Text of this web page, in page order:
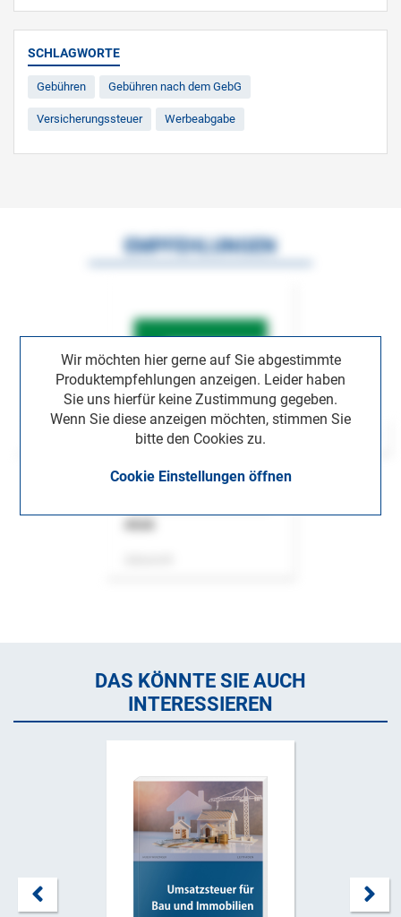
SCHLAGWORTE
Gebühren Gebühren nach dem GebG
Versicherungssteuer Werbeabgabe
Wir möchten hier gerne auf Sie abgestimmte
Produktempfehlungen anzeigen. Leider haben
Sie uns hierfür keine Zustimmung gegeben.
Wenn Sie diese anzeigen möchten, stimmen Sie
bitte den Cookies zu.
Cookie Einstellungen öffnen
EMPFEHLUNGEN
DAS KÖNNTE SIE AUCH
INTERESSIEREN